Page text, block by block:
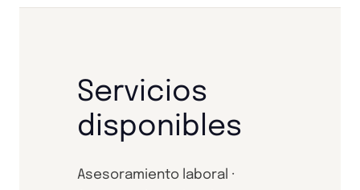
Servicios
disponibles
Asesoramiento laboral ·